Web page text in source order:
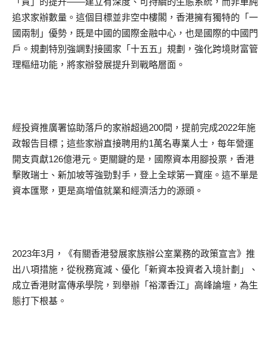
追求家辦數量。這個目標並非空中樓閣，香港擁有獨特的「一
國兩制」優勢，既是中國的國際金融中心，也是國際的中國門
戶。規劃特別強調對接國家「十五五」規劃，強化跨境財富管
理樞紐功能，將家辦發展提升到戰略層面。
經投資推廣署協助落戶的家辦超過200間，提前完成2022年施
政報告目標；這些家辦直接聘用約1萬名專業人士，每年營運
開支貢獻126億港元。更關鍵的是，國際資本用腳投票，香港
擊敗瑞士、新加坡等強勁對手，登上全球第一寶座。這不單是
資本匯聚，更是高增值就業和經濟活力的源頭。
2023年3月，《有關香港發展家族辦公室業務的政策宣言》推
出八項措施，從稅務寬減、優化「新資本投資者入境計劃」、
成立香港財富傳承學院，到舉辦「裕澤香江」高峰論壇，為生
態打下根基。